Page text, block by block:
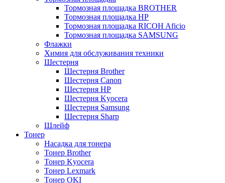
Тормозная площадка BROTHER
Тормозная площадка HP
Тормозная площадка RICOH Aficio
Тормозная площадка SAMSUNG
Флажки
Химия для обслуживания техники
Шестерня
Шестерня Brother
Шестерня Canon
Шестерня HP
Шестерня Kyocera
Шестерня Samsung
Шестерня Sharp
Шлейф
Тонер
Насадка для тонера
Тонер Brother
Тонер Kyocera
Тонер Lexmark
Тонер OKI